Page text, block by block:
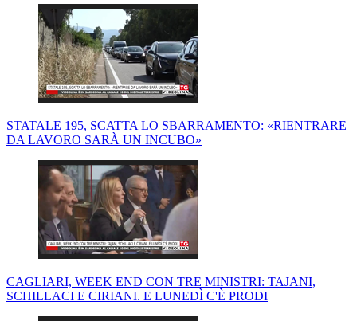
STATALE 195, SCATTA LO SBARRAMENTO: «RIENTRARE
DA LAVORO SARÀ UN INCUBO»
CAGLIARI, WEEK END CON TRE MINISTRI: TAJANI,
SCHILLACI E CIRIANI. E LUNEDÌ C'È PRODI